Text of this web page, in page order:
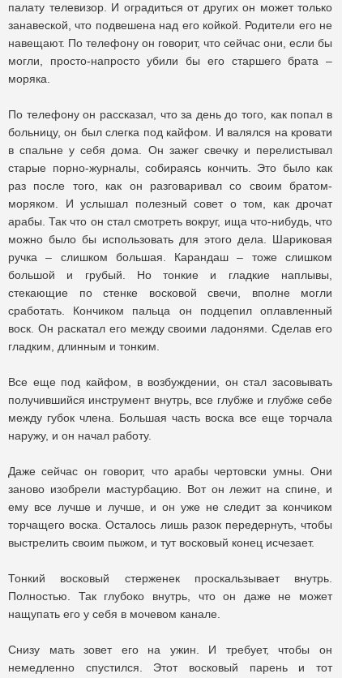
палату телевизор. И оградиться от других он может только
занавеской, что подвешена над его койкой. Родители его не
навещают. По телефону он говорит, что сейчас они, если бы
могли, просто-напросто убили бы его старшего брата –
моряка.
По телефону он рассказал, что за день до того, как попал в
больницу, он был слегка под кайфом. И валялся на кровати
в спальне у себя дома. Он зажег свечку и перелистывал
старые порно-журналы, собираясь кончить. Это было как
раз после того, как он разговаривал со своим братом-
моряком. И услышал полезный совет о том, как дрочат
арабы. Так что он стал смотреть вокруг, ища что-нибудь, что
можно было бы использовать для этого дела. Шариковая
ручка – слишком большая. Карандаш – тоже слишком
большой и грубый. Но тонкие и гладкие наплывы,
стекающие по стенке восковой свечи, вполне могли
сработать. Кончиком пальца он подцепил оплавленный
воск. Он раскатал его между своими ладонями. Сделав его
гладким, длинным и тонким.
Все еще под кайфом, в возбуждении, он стал засовывать
получившийся инструмент внутрь, все глубже и глубже себе
между губок члена. Большая часть воска все еще торчала
наружу, и он начал работу.
Даже сейчас он говорит, что арабы чертовски умны. Они
заново изобрели мастурбацию. Вот он лежит на спине, и
ему все лучше и лучше, и он уже не следит за кончиком
торчащего воска. Осталось лишь разок передернуть, чтобы
выстрелить своим пыжом, и тут восковый конец исчезает.
Тонкий восковый стерженек проскальзывает внутрь.
Полностью. Так глубоко внутрь, что он даже не может
нащупать его у себя в мочевом канале.
Снизу мать зовет его на ужин. И требует, чтобы он
немедленно спустился. Этот восковый парень и тот